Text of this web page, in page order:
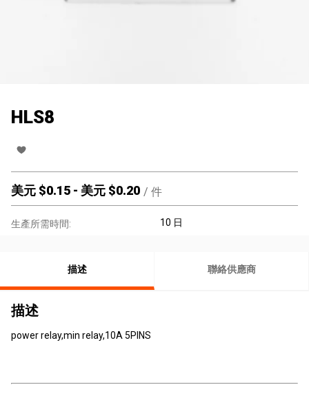
HLS8
美元 $0.15 - 美元 $0.20 / 件
生產所需時間: 10 日
描述 聯絡供應商
描述
power relay,min relay,10A 5PINS